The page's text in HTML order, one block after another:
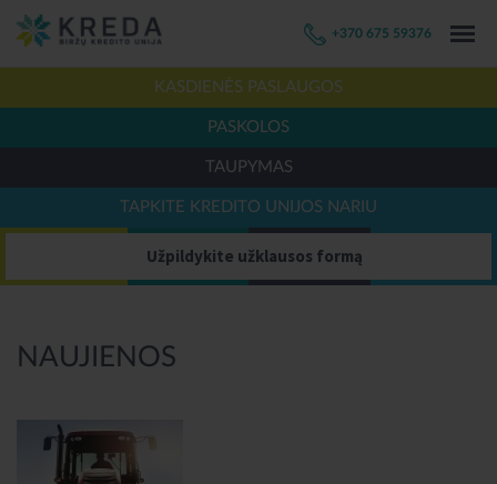
+370 675 59376
KASDIENĖS PASLAUGOS
PASKOLOS
TAUPYMAS
TAPKITE KREDITO UNIJOS NARIU
Užpildykite užklausos formą
NAUJIENOS